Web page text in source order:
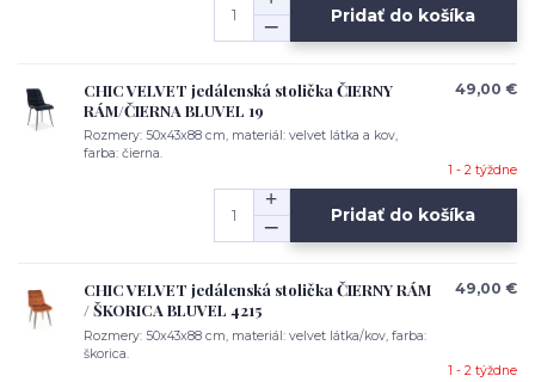
Pridať do košíka
CHIC VELVET jedálenská stolička ČIERNY
RÁM/ČIERNA BLUVEL 19
Rozmery: 50x43x88 cm, materiál: velvet látka a kov,
farba: čierna.
49,00 €
1 - 2 týždne
Pridať do košíka
CHIC VELVET jedálenská stolička ČIERNY RÁM
/ ŠKORICA BLUVEL 4215
Rozmery: 50x43x88 cm, materiál: velvet látka/kov, farba:
škorica.
49,00 €
1 - 2 týždne